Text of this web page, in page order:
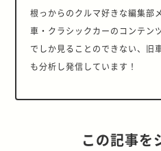
根っからのクルマ好きな編集部
車・クラシックカーのコンテン
でしか見ることのできない、旧
も分析し発信しています！
この記事を